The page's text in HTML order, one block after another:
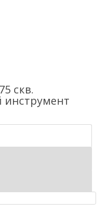
скв.
инструмент